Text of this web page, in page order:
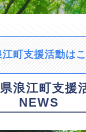
町支援活動は
浪江町支援
NEWS